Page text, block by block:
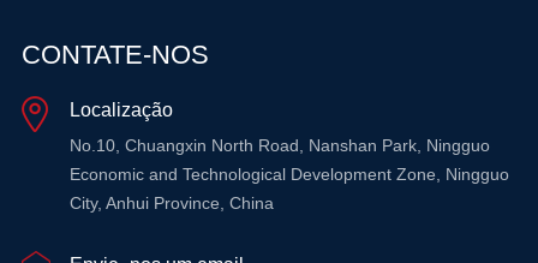
SABER MAIS
CONTATE-NOS
Localização
No.10, Chuangxin North Road, Nanshan Park, Ningguo
Economic and Technological Development Zone, Ningguo
City, Anhui Province, China